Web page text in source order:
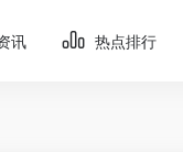
讯 热点排行